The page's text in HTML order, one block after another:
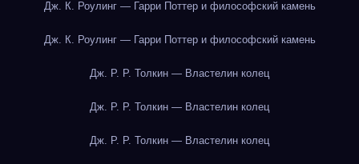
Дж. К. Роулинг — Гарри Поттер и философский камень
Дж. К. Роулинг — Гарри Поттер и философский камень
Дж. Р. Р. Толкин — Властелин колец
Дж. Р. Р. Толкин — Властелин колец
Дж. Р. Р. Толкин — Властелин колец